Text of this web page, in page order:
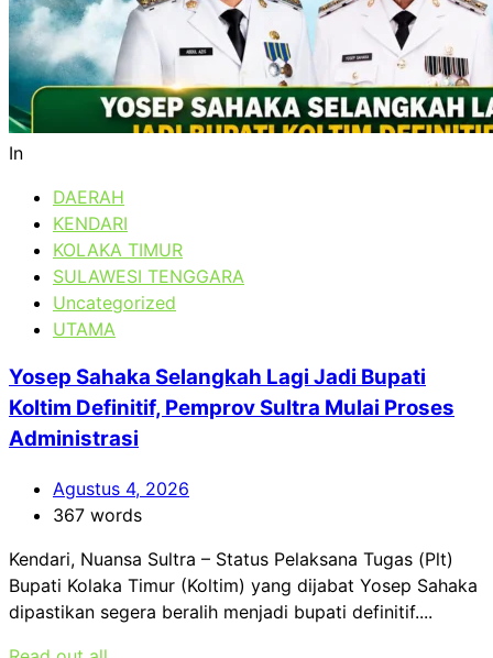
In
DAERAH
KENDARI
KOLAKA TIMUR
SULAWESI TENGGARA
Uncategorized
UTAMA
Yosep Sahaka Selangkah Lagi Jadi Bupati
Koltim Definitif, Pemprov Sultra Mulai Proses
Administrasi
Agustus 4, 2026
367 words
Kendari, Nuansa Sultra – Status Pelaksana Tugas (Plt)
Bupati Kolaka Timur (Koltim) yang dijabat Yosep Sahaka
dipastikan segera beralih menjadi bupati definitif....